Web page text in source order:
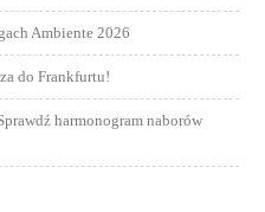
Ambiente 2026
do Frankfurtu!
harmonogram naborów